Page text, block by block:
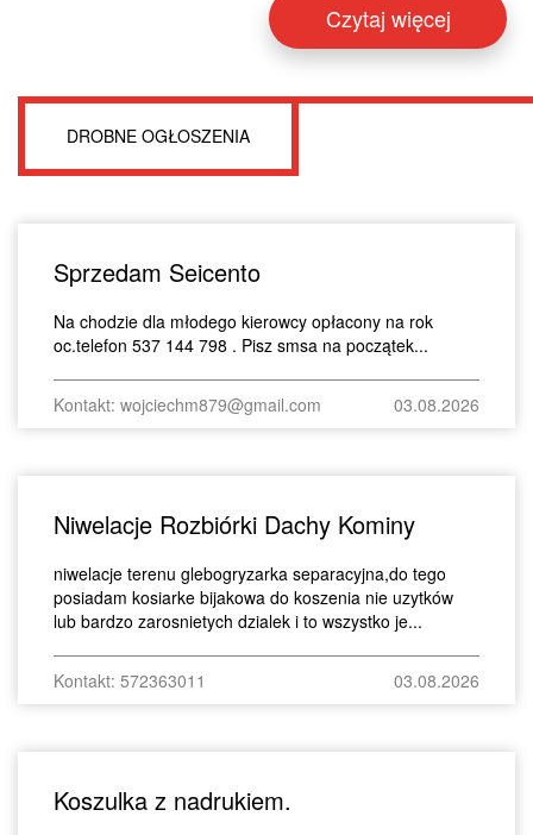
Czytaj więcej
DROBNE OGŁOSZENIA
Sprzedam Seicento
Na chodzie dla młodego kierowcy opłacony na rok
oc.telefon 537 144 798 . Pisz smsa na początek...
Kontakt: wojciechm879@gmail.com 03.08.2026
Niwelacje Rozbiórki Dachy Kominy
niwelacje terenu glebogryzarka separacyjna,do tego
posiadam kosiarke bijakowa do koszenia nie uzytków
lub bardzo zarosnietych dzialek i to wszystko je...
Kontakt: 572363011 03.08.2026
Koszulka z nadrukiem.